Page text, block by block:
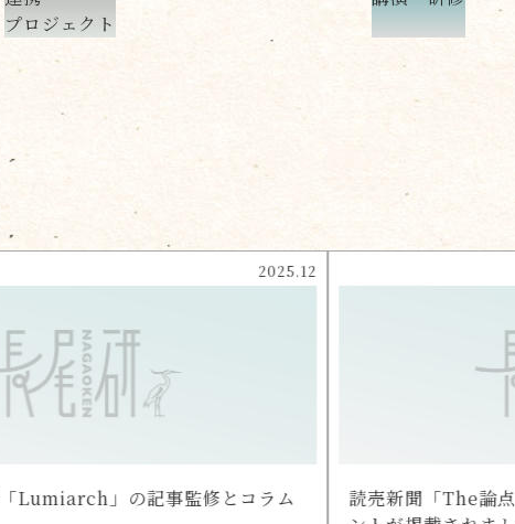
プロジェクト
読売新聞「The論点 年賀状出す？やめる？」にコメ